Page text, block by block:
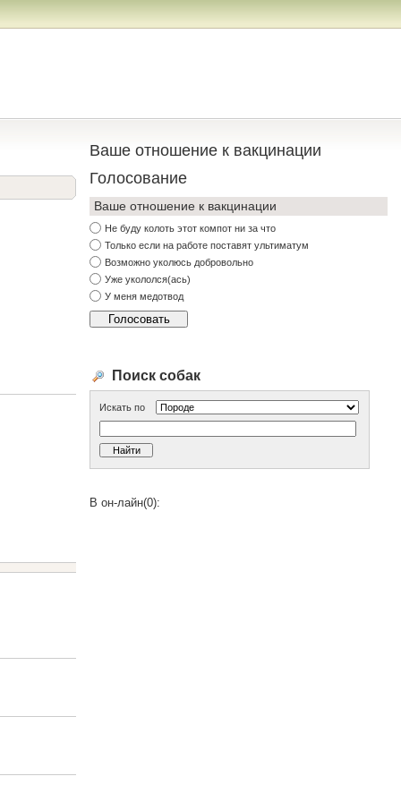
Ваше отношение к вакцинации
Голосование
Ваше отношение к вакцинации
Не буду колоть этот компот ни за что
Только если на работе поставят ультиматум
Возможно уколюсь добровольно
Уже укололся(ась)
У меня медотвод
Поиск собак
Искать по
В он-лайн(0):